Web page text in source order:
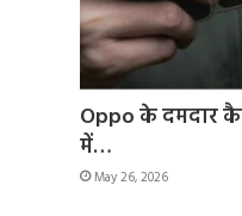
Oppo के दमदार
में…
May 26, 2026